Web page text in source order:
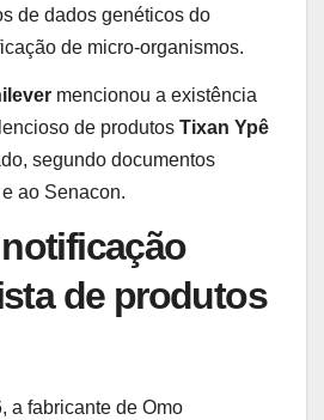
de dados genéticos do
de micro-organismos.
mencionou a existência
de produtos Tixan Ypê
segundo documentos
ao Senacon.
de produtos
a fabricante de Omo